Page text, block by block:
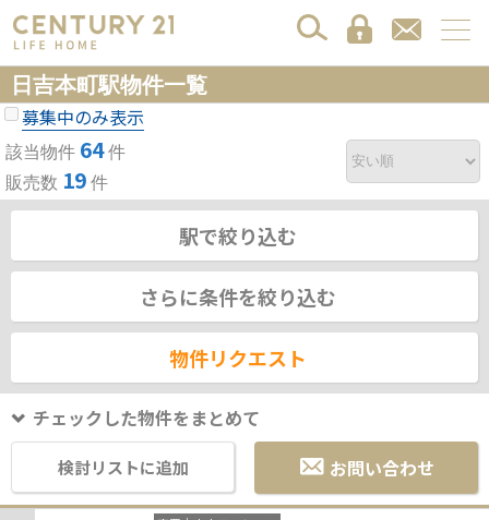
日吉本町駅物件一覧
募集中のみ表示
該当物件 64件
販売数 19 件
駅で絞り込む
さらに条件を絞り込む
物件リクエスト
チェックした物件をまとめて
検討リストに追加 お問い合わせ